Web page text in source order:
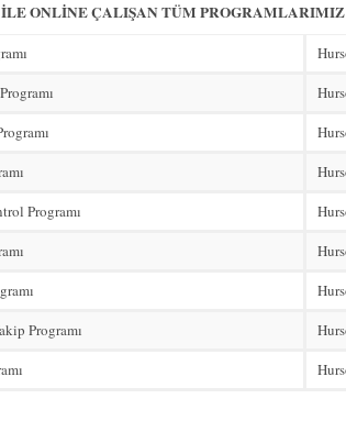
ONLİNE ÇALIŞAN TÜM PROGRAMLARIMIZ
Programı
Programı